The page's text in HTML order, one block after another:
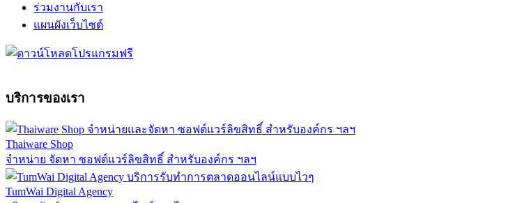
ร่วมงานกับเรา
แผนผังเว็บไซต์
บริการของเรา
Thaiware Shop
จำหน่าย จัดหา ซอฟต์แวร์ลิขสิทธิ์ สำหรับองค์กร ฯลฯ
TumWai Digital Agency